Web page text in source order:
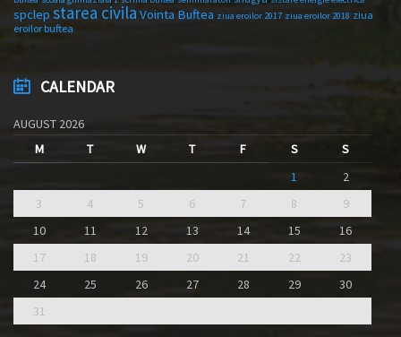
spclep starea civila Vointa Buftea ziua eroilor 2017 ziua eroilor 2018 ziua
eroilor buftea
CALENDAR
AUGUST 2026
M
T W T F S
S
1
2
3
4 5 6 7 8
9
10
11 12 13 14 15
16
17
18 19 20 21 22
23
24
25 26 27 28 29
30
31